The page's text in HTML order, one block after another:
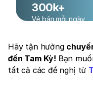
300k+
Vé bán mỗi ngày
Hãy tận hưởng
đến Tam Kỳ! Bạn
tất cả các đề nghị từ